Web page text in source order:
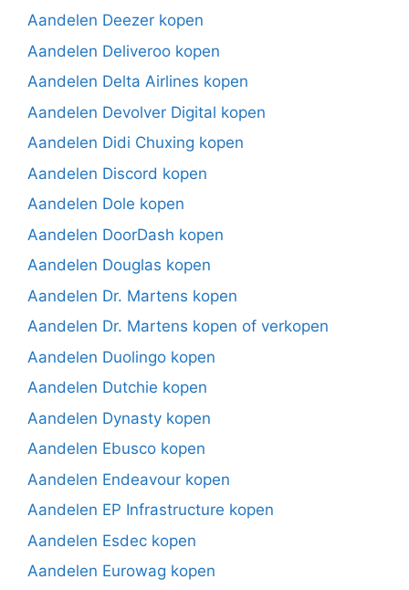
Aandelen Deezer kopen
Aandelen Deliveroo kopen
Aandelen Delta Airlines kopen
Aandelen Devolver Digital kopen
Aandelen Didi Chuxing kopen
Aandelen Discord kopen
Aandelen Dole kopen
Aandelen DoorDash kopen
Aandelen Douglas kopen
Aandelen Dr. Martens kopen
Aandelen Dr. Martens kopen of verkopen
Aandelen Duolingo kopen
Aandelen Dutchie kopen
Aandelen Dynasty kopen
Aandelen Ebusco kopen
Aandelen Endeavour kopen
Aandelen EP Infrastructure kopen
Aandelen Esdec kopen
Aandelen Eurowag kopen